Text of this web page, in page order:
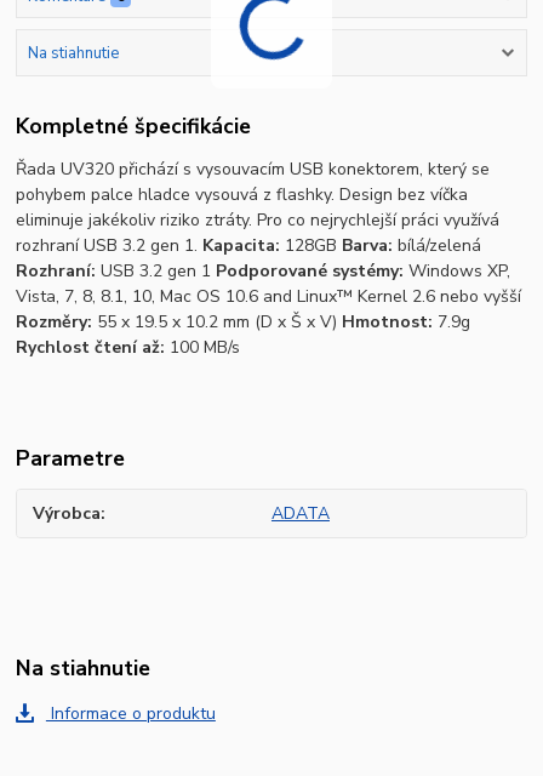
Na stiahnutie
Kompletné špecifikácie
Řada UV320 přichází s vysouvacím USB konektorem, který se
pohybem palce hladce vysouvá z flashky. Design bez víčka
eliminuje jakékoliv riziko ztráty. Pro co nejrychlejší práci využívá
rozhraní USB 3.2 gen 1. Kapacita: 128GB Barva: bílá/zelená
Rozhraní: USB 3.2 gen 1 Podporované systémy: Windows XP,
Vista, 7, 8, 8.1, 10, Mac OS 10.6 and Linux™ Kernel 2.6 nebo vyšší
Rozměry: 55 x 19.5 x 10.2 mm (D x Š x V) Hmotnost: 7.9g
Rychlost čtení až: 100 MB/s
Parametre
Výrobca ADATA
Na stiahnutie
Informace o produktu